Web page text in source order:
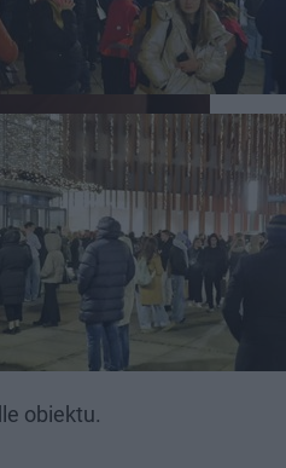
Śląsku. W
ewakuację
obiektu.